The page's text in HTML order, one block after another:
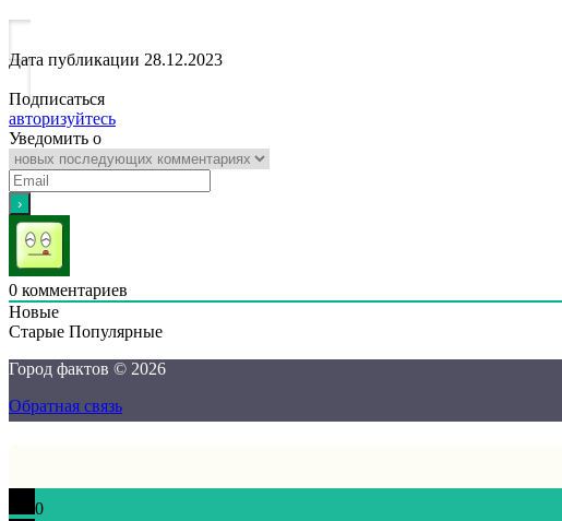
Дата публикации 28.12.2023
Подписаться
авторизуйтесь
Уведомить о
0 комментариев
Новые
Старые Популярные
Город фактов © 2026
Обратная связь
0